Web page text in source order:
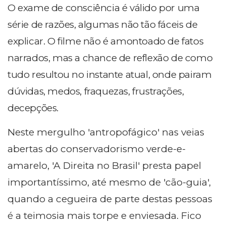
O exame de consciência é válido por uma
série de razões, algumas não tão fáceis de
explicar. O filme não é amontoado de fatos
narrados, mas a chance de reflexão de como
tudo resultou no instante atual, onde pairam
dúvidas, medos, fraquezas, frustrações,
decepções.
Neste mergulho 'antropofágico' nas veias
abertas do conservadorismo verde-e-
amarelo, 'A Direita no Brasil' presta papel
importantíssimo, até mesmo de 'cão-guia',
quando a cegueira de parte destas pessoas
é a teimosia mais torpe e enviesada. Fico